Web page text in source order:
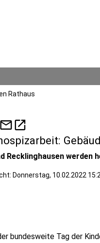
Rathaus
mailopen_in_new
Recklinghausen werden
Donnerstag, 10.02.2022
bundesweite Tag der